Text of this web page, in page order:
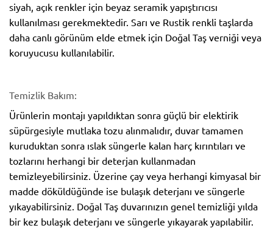
siyah, açık renkler için beyaz seramik yapıştırıcısı
kullanılması gerekmektedir. Sarı ve Rustik renkli taşlarda
daha canlı görünüm elde etmek için Doğal Taş verniği veya
koruyucusu kullanılabilir.
Temizlik Bakım:
Ürünlerin montajı yapıldıktan sonra güçlü bir elektirik
süpürgesiyle mutlaka tozu alınmalıdır, duvar tamamen
kuruduktan sonra ıslak süngerle kalan harç kırıntıları ve
tozlarını herhangi bir deterjan kullanmadan
temizleyebilirsiniz. Üzerine çay veya herhangi kimyasal bir
madde döküldüğünde ise bulaşık deterjanı ve süngerle
yıkayabilirsiniz. Doğal Taş duvarınızın genel temizliği yılda
bir kez bulaşık deterjanı ve süngerle yıkayarak yapılabilir.